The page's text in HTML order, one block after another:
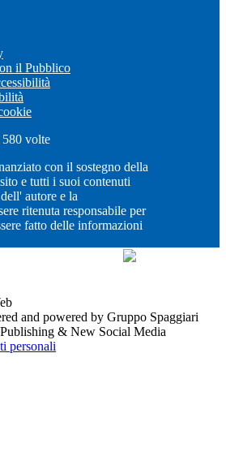
il Pubblico
580 volte
con il sostegno della
e tutti i suoi contenuti
autore e la
ritenuta responsabile per
fatto delle informazioni
and powered by Gruppo Spaggiari
& New Social Media
personali